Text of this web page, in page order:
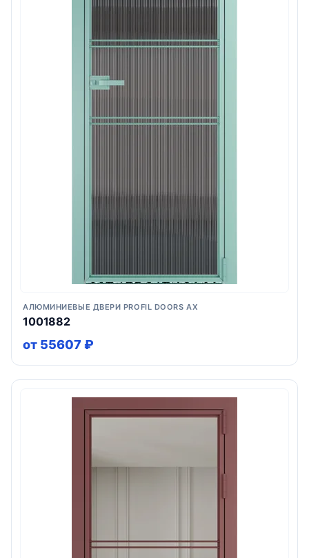
АЛЮМИНИЕВЫЕ ДВЕРИ PROFIL DOORS AX
1001882
от 55607 ₽